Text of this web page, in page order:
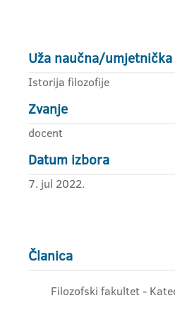
Uža naučna/
Istorija filozofije
Zvanje
docent
Datum izbora
7. jul 2022.
Članica
Filozofski fakultet -